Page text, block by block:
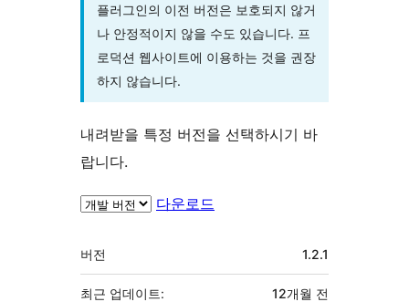
플러그인의 이전 버전은 보호되지 않거
나 안정적이지 않을 수도 있습니다. 프
로덕션 웹사이트에 이용하는 것을 권장
하지 않습니다.
내려받을 특정 버전을 선택하시기 바
랍니다.
다운로드
기
초
버전 1.2.1
최근 업데이트: 12개월 전